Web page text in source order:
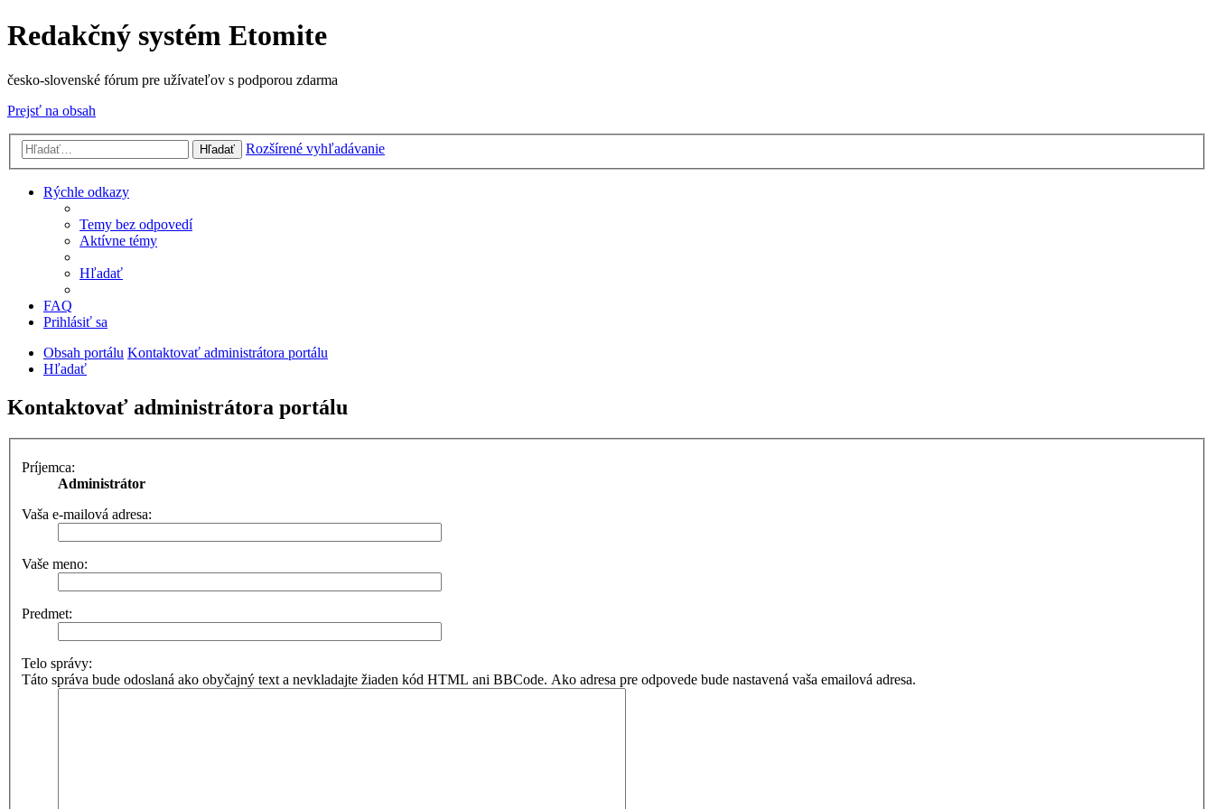
Redakčný systém Etomite
česko-slovenské fórum pre užívateľov s podporou zdarma
Prejsť na obsah
Hľadať Rozšírené vyhľadávanie
Rýchle odkazy
Temy bez odpovedí
Aktívne témy
Hľadať
FAQ
Prihlásiť sa
Obsah portálu Kontaktovať administrátora portálu
Hľadať
Kontaktovať administrátora portálu
Príjemca:
Administrátor
Vaša e-mailová adresa:
Vaše meno:
Predmet:
Telo správy:
Táto správa bude odoslaná ako obyčajný text a nevkladajte žiaden kód HTML ani BBCode. Ako adresa pre odpovede bude nastavená vaša emailová adresa.